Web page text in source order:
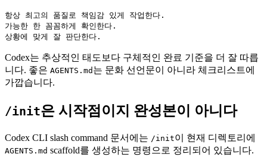
항상 최고의 품질로 책임감 있게 작업한다.
가능한 한 꼼꼼하게 확인한다.
상황에 맞게 잘 판단한다.
Codex는 추상적인 태도보다 구체적인 완료 기준을 더 잘 따릅
니다. 좋은 AGENTS.md 는 문화 선언문이 아니라 체크리스트에
가깝습니다.
/init은 시작점이지 완성본이 아니다
Codex CLI slash command 문서에는 /init이 현재 디렉토리에
AGENTS.md scaffold를 생성하는 명령으로 정리되어 있습니다.